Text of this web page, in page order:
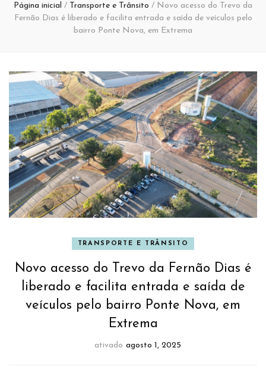
Página inicial / Transporte e Trânsito / Novo acesso do Trevo da
Fernão Dias é liberado e facilita entrada e saída de veículos pelo
bairro Ponte Nova, em Extrema
TRANSPORTE E TRÂNSITO
Novo acesso do Trevo da Fernão Dias é
liberado e facilita entrada e saída de
veículos pelo bairro Ponte Nova, em
Extrema
ativado agosto 1, 2025